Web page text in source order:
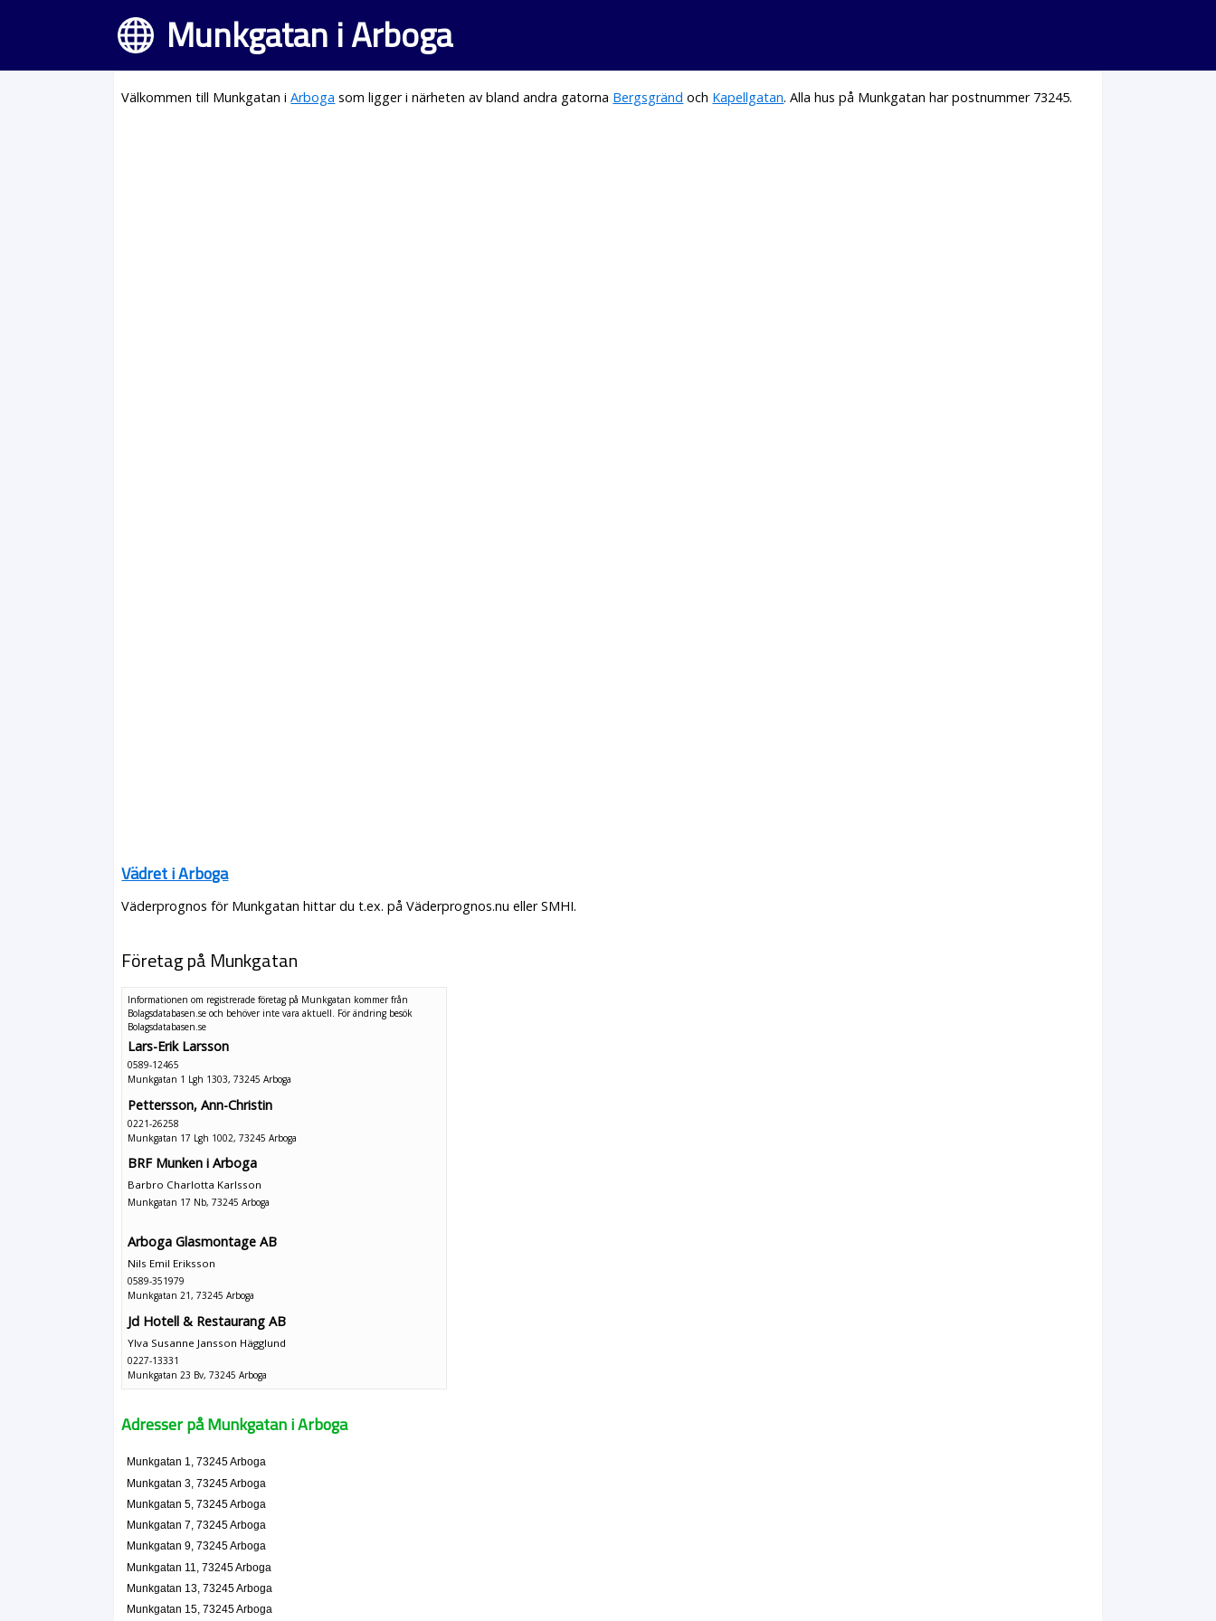
Munkgatan i Arboga
Välkommen till Munkgatan iArboga som ligger i närheten av bland andra gatorna Bergsgränd och Kapellgatan. Alla hus på Munkgatan har postnummer 73245.
Vädret i Arboga
Väderprognos för Munkgatan hittar du t.ex. på Väderprognos.nu eller SMHI.
Företag på Munkgatan
Informationen om registrerade företag på Munkgatan kommer från
Bolagsdatabasen.se och behöver inte vara aktuell. För ändring besök
Bolagsdatabasen.se
Lars-Erik Larsson
0589-12465
Munkgatan 1 Lgh 1303, 73245 Arboga
Pettersson, Ann-Christin
0221-26258
Munkgatan 17 Lgh 1002, 73245 Arboga
BRF Munken i Arboga
Barbro Charlotta Karlsson
Munkgatan 17 Nb, 73245 Arboga
Arboga Glasmontage AB
Nils Emil Eriksson
0589-351979
Munkgatan 21, 73245 Arboga
Jd Hotell & Restaurang AB
Ylva Susanne Jansson Hägglund
0227-13331
Munkgatan 23 Bv, 73245 Arboga
Daniel Mattias Rosenholm
Lundin & Johansson Fastighets AB
Daniel Mattias Rosenholm
Munkgatan 31, 73245 Arboga
0589-610110
Munkgatan 31, 73245 Arboga
Adresser på Munkgatan i Arboga
Munkgatan 1, 73245 Arboga
Munkgatan 3, 73245 Arboga
Munkgatan 5, 73245 Arboga
Munkgatan 7, 73245 Arboga
Munkgatan 9, 73245 Arboga
Munkgatan 11, 73245 Arboga
Munkgatan 13, 73245 Arboga
Munkgatan 15, 73245 Arboga